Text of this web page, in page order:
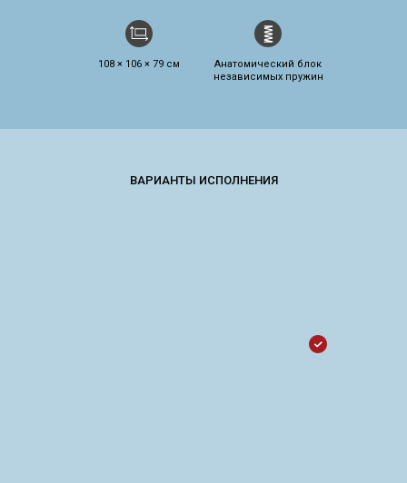
108 × 106 × 79 см
Анатомический блок
независимых пружин